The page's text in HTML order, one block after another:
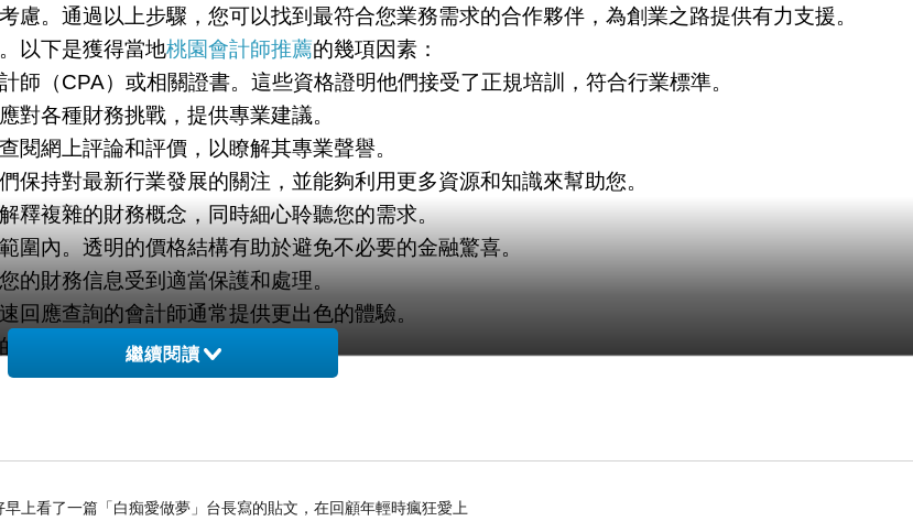
。通過以上步驟，您可以找到最符合您業務需求的合作夥伴，為創業之路提供有力支援。
以下是獲得當地桃園會計師推薦的幾項因素：
（CPA）或相關證書。這些資格證明他們接受了正規培訓，符合行業標準。
對各種財務挑戰，提供專業建議。
閱網上評論和評價，以瞭解其專業聲譽。
持對最新行業發展的關注，並能夠利用更多資源和知識來幫助您。
複雜的財務概念，同時細心聆聽您的需求。
內。透明的價格結構有助於避免不必要的金融驚喜。
的財務信息受到適當保護和處理。
應查詢的會計師通常提供更出色的體驗。
支持，幫助您實現財務目標。
夠提高你的可信度。
要。
法律的變化。
繼續閱讀
上看了一篇「白痴愛做夢」台長寫的貼文，在回顧年輕時瘋狂愛上